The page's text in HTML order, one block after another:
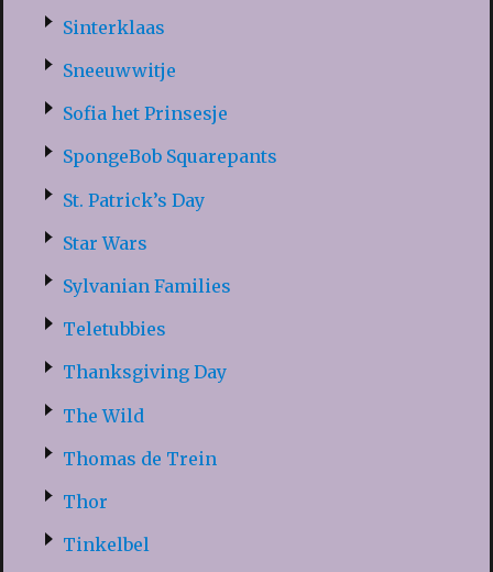
Sinterklaas
Sneeuwwitje
Sofia het Prinsesje
SpongeBob Squarepants
St. Patrick’s Day
Star Wars
Sylvanian Families
Teletubbies
Thanksgiving Day
The Wild
Thomas de Trein
Thor
Tinkelbel